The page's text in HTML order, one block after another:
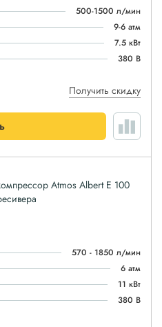
500-1500 л/мин
9-6 атм
7.5 кВт
380 В
Получить скидку
Atmos Albert E 100
570 - 1850 л/мин
6 атм
11 кВт
380 В